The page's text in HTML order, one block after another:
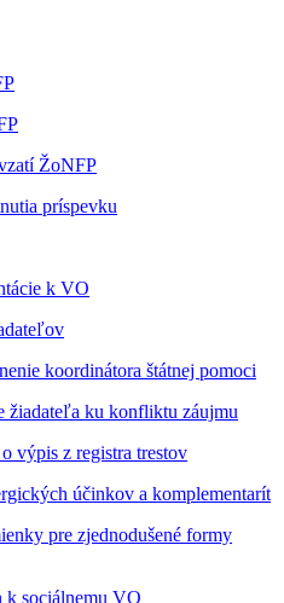
ŽoNFP
príspevku
k VO
koordinátora štátnej pomoci
žiadateľa ku konfliktu záujmu
výpis z registra trestov
účinkov a komplementarít
pre zjednodušené formy
sociálnemu VO